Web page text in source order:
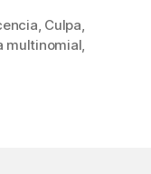
, Culpa,
multinomial,